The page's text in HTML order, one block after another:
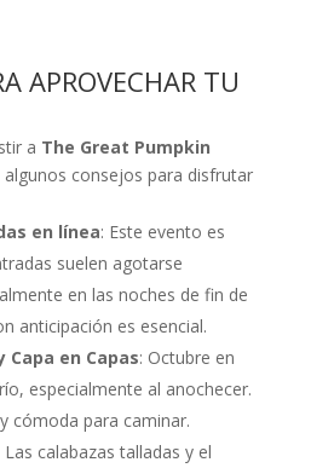
APROVECHAR TU
a The Great Pumpkin
consejos para disfrutar
en línea: Este evento es
suelen agotarse
en las noches de fin de
anticipación es esencial.
Capa en Capas: Octubre en
especialmente al anochecer.
cómoda para caminar.
Las calabazas talladas y el